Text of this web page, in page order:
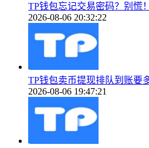
TP钱包忘记交易密码？别慌
2026-08-06 20:32:22
TP钱包卖币提现排队到账要
2026-08-06 19:47:21